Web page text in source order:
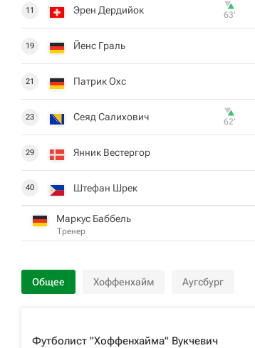
11 Эрен Дердийок 63‎’‎
19 Йенс Граль
21 Патрик Охс
23 Сеяд Салихович 62‎’‎
29 Янник Вестергор
40 Штефан Шрек
Маркус Баббель
Тренер
Общее Хоффенхайм Аугсбург
Футболист "Хоффенхайма" Вукчевич